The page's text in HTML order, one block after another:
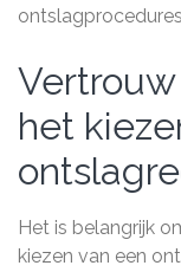
het
Het is belangrijk
kiezen van een